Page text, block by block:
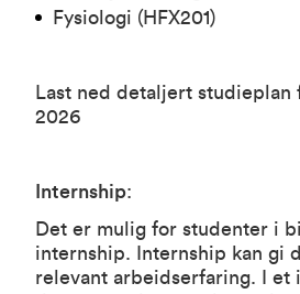
Fysiologi (HFX201)
Last ned detaljert studieplan
2026
Internship:
Det er mulig for studenter i
internship. Internship kan gi
relevant arbeidserfaring. I